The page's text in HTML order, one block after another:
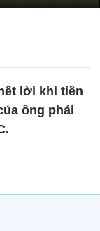
lời khi tiền
ông phải